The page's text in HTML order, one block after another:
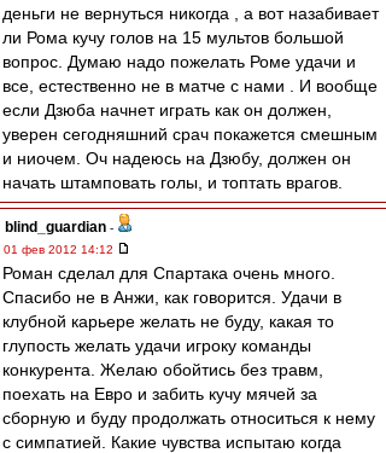
деньги не вернуться никогда , а вот назабивает
ли Рома кучу голов на 15 мультов большой
вопрос. Думаю надо пожелать Роме удачи и
все, естественно не в матче с нами . И вообще
если Дзюба начнет играть как он должен,
уверен сегодняшний срач покажется смешным
и ниочем. Оч надеюсь на Дзюбу, должен он
начать штамповать голы, и топтать врагов.
blind_guardian -
01 фев 2012 14:12
Роман сделал для Спартака очень много.
Спасибо не в Анжи, как говорится. Удачи в
клубной карьере желать не буду, какая то
глупость желать удачи игроку команды
конкурента. Желаю обойтись без травм,
поехать на Евро и забить кучу мячей за
сборную и буду продолжать относиться к нему
с симпатией. Какие чувства испытаю когда